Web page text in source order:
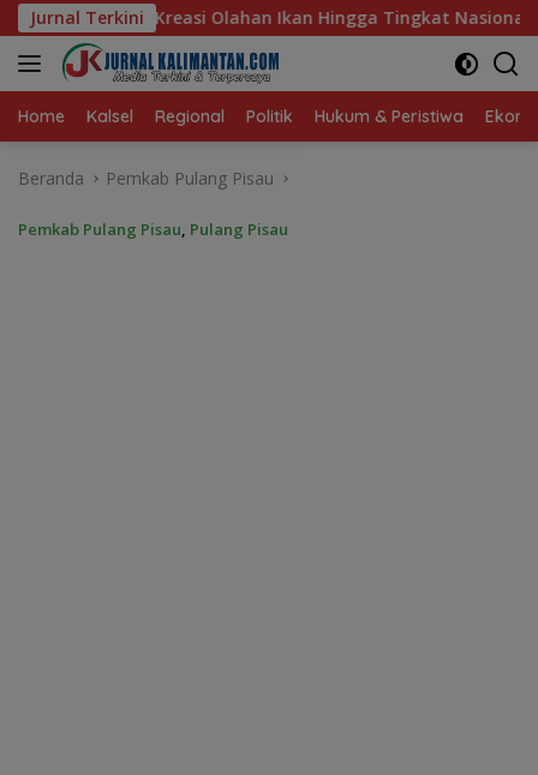
Langsung
ke
konten
Jurnal Terkini
Hingga Tingkat Nasional Pada Lomba Masak Serba Ikan
Home Kalsel Regional Politik Hukum & Peristiwa
Beranda Pemkab Pulang Pisau
Pemkab Pulang Pisau, Pulang Pisau